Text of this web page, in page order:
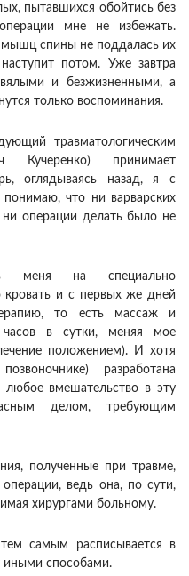
пытавшихся обойтись без
мне не избежать.
мышц спины не поддалась их
потом. Уже завтра
и безжизненными, а
только воспоминания.
травматологическим
Кучеренко) принимает
оглядываясь назад, я с
что ни варварских
операции делать было не
меня на специально
кровать и с первых же дней
то есть массаж и
в сутки, меняя мое
положением). И хотя
разработана
любое вмешательство в эту
делом, требующим
полученные при травме,
ведь она, по сути,
хирургами больному.
самым расписывается в
иными способами.